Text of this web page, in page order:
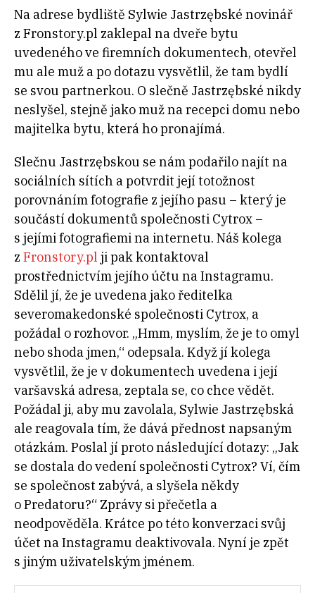
Na adrese bydliště Sylwie Jastrzębské novinář
z Fronstory.pl zaklepal na dveře bytu
uvedeného ve firemních dokumentech, otevřel
mu ale muž a po dotazu vysvětlil, že tam bydlí
se svou partnerkou. O slečně Jastrzębské nikdy
neslyšel, stejně jako muž na recepci domu nebo
majitelka bytu, která ho pronajímá.
Slečnu Jastrzębskou se nám podařilo najít na
sociálních sítích a potvrdit její totožnost
porovnáním fotografie z jejího pasu – který je
součástí dokumentů společnosti Cytrox –
s jejími fotografiemi na internetu. Náš kolega
z Fronstory.pl ji pak kontaktoval
prostřednictvím jejího účtu na Instagramu.
Sdělil jí, že je uvedena jako ředitelka
severomakedonské společnosti Cytrox, a
požádal o rozhovor. „Hmm, myslím, že je to omyl
nebo shoda jmen,“ odepsala. Když jí kolega
vysvětlil, že je v dokumentech uvedena i její
varšavská adresa, zeptala se, co chce vědět.
Požádal ji, aby mu zavolala, Sylwie Jastrzębská
ale reagovala tím, že dává přednost napsaným
otázkám. Poslal jí proto následující dotazy: „Jak
se dostala do vedení společnosti Cytrox? Ví, čím
se společnost zabývá, a slyšela někdy
o Predatoru?“ Zprávy si přečetla a
neodpověděla. Krátce po této konverzaci svůj
účet na Instagramu deaktivovala. Nyní je zpět
s jiným uživatelským jménem.